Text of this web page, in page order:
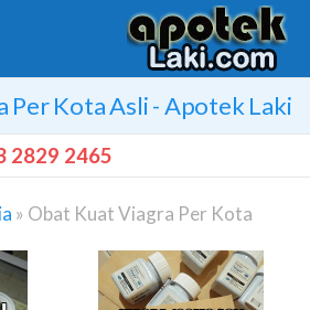
Per Kota Asli - Apotek Laki
2829 2465
» Obat Kuat Viagra Per Kota